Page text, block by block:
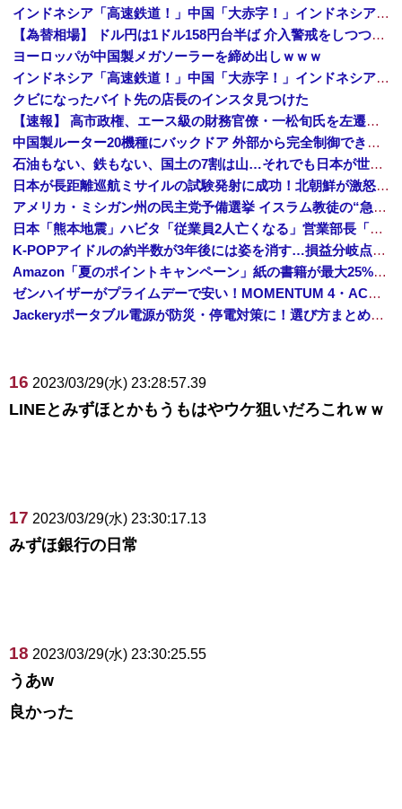
インドネシア「高速鉄道！」中国「大赤字！」インドネシア「運営会社の株式購入！（負債対策」中国「はい（巨額負債」インドネシア「700km延伸計画！...
【為替相場】 ドル円は1ドル158円台半ば 介入警戒をしつつ円売りが続行
ヨーロッパが中国製メガソーラーを締め出しｗｗｗ
インドネシア「高速鉄道！」中国「大赤字！」インドネシア「運営会社の株式購入！（負債対策」中国「はい（巨額負債」インドネシア「700km延伸計画！（実質中止」→
クビになったバイト先の店長のインスタ見つけた
【速報】 高市政権、エース級の財務官僚・一松旬氏を左遷「彼は協力的でなかった」財務省の言いなりではないことが判明
中国製ルーター20機種にバックドア 外部から完全制御できる機能が仕込まれていた
石油もない、鉄もない、国土の7割は山…それでも日本が世界屈指の経済大国になれた「勤勉さ」以外の勝因！
日本が長距離巡航ミサイルの試験発射に成功！北朝鮮が激怒「日本が戦争国家になろうとしている」「絶対に傍観しない、必ず後悔させる」
アメリカ・ミシガン州の民主党予備選挙 イスラム教徒の“急進左派”候補が勝利確実に⋯トランプ氏は批判
日本「熊本地震」ハビタ「従業員2人亡くなる」営業部長「イオンのスタッフに制止されなかった」日本「部長が連絡後の店員行動を証言（謎」イオン「再入館可能の事実ない」→
K-POPアイドルの約半数が3年後には姿を消す…損益分岐点突破は4％未満
Amazon「夏のポイントキャンペーン」紙の書籍が最大25%ポイント還元 対象と条件を整理（2026年7月）
ゼンハイザーがプライムデーで安い！MOMENTUM 4・ACCENTUMなど対象モデルまとめ！
Jackeryポータブル電源が防災・停電対策に！選び方まとめ【プライムデー最終日】
16 2023/03/29(水) 23:28:57.39
LINEとみずほとかもうもはやウケ狙いだろこれｗｗ
17 2023/03/29(水) 23:30:17.13
みずほ銀行の日常
18 2023/03/29(水) 23:30:25.55
うあw
良かった